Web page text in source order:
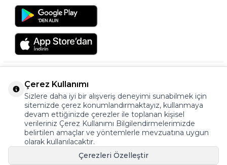
©2026 Tüm Hakkı Saklıdır.
ayakkabıonline.com
Çerez Kullanımı
Sizlere daha iyi bir alışveriş deneyimi sunabilmek için
sitemizde çerez konumlandırmaktayız, kullanmaya
devam ettiğinizde çerezler ile toplanan kişisel
verileriniz Çerez Kullanımı Bilgilendirmelerimizde
belirtilen amaçlar ve yöntemlerle mevzuatına uygun
olarak kullanılacaktır.
Çerezleri Özelleştir